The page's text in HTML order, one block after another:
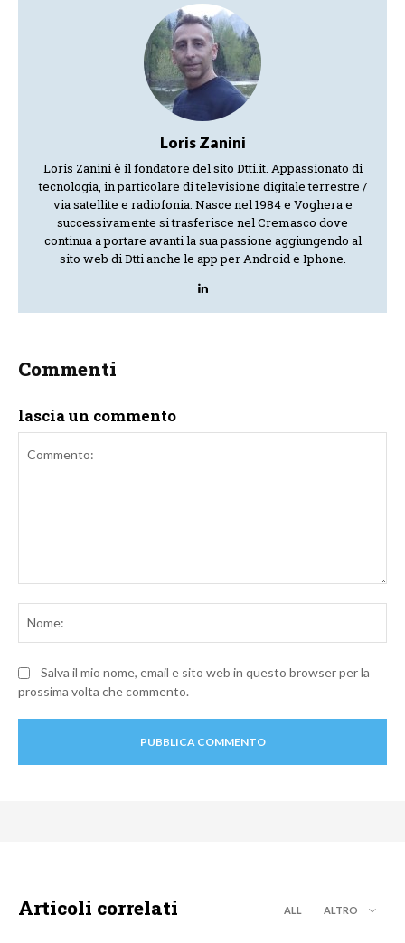
Loris Zanini
Loris Zanini è il fondatore del sito Dtti.it. Appassionato di
tecnologia, in particolare di televisione digitale terrestre /
via satellite e radiofonia. Nasce nel 1984 e Voghera e
successivamente si trasferisce nel Cremasco dove
continua a portare avanti la sua passione aggiungendo al
sito web di Dtti anche le app per Android e Iphone.
Commenti
lascia un commento
Salva il mio nome, email e sito web in questo browser per la
prossima volta che commento.
Articoli correlati ALL ALTRO